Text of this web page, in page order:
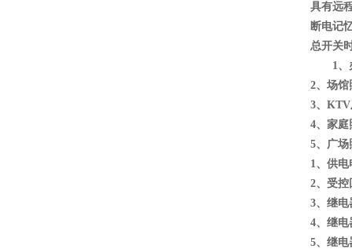
具有远
断电记
总开关
1
2、场馆
3、
4、家庭
5、广场
1、供
2、受控
3、继电
4、继电
5、继电